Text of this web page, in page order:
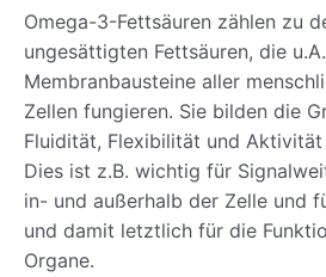
Omega-3-Fettsäuren zählen zu
ungesättigten Fettsäuren, die
Membranbausteine aller
Zellen fungieren. Sie bilden die
Fluidität, Flexibilität und Aktivität
Dies ist z.B. wichtig für
in- und außerhalb der Zelle und
und damit letztlich für die
Organe.